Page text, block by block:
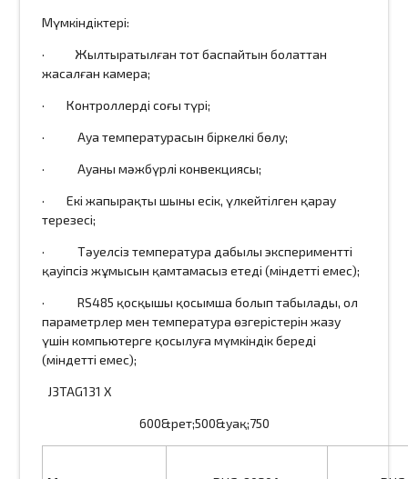
Мүмкіндіктері:
· Жылтыратылған тот баспайтын болаттан
жасалған камера;
· Контроллердің соңғы түрі;
· Ауа температурасын біркелкі бөлу;
· Ауаның мәжбүрлі конвекциясы;
· Екі жапырақты шыны есік, үлкейтілген қарау
терезесі;
· Тәуелсіз температура дабылы эксперименттің
қауіпсіз жұмысын қамтамасыз етеді (міндетті емес);
· RS485 қосқышы қосымша болып табылады, ол
параметрлер мен температура өзгерістерін жазу
үшін компьютерге қосылуға мүмкіндік береді
(міндетті емес);
J3TAG131 X
600&рет;500&уақ;750